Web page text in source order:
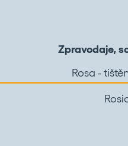
Zpravodaje,
Rosa -